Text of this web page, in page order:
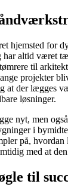
hjemsted for
har altid været
til
projekter
at der lægges
løsninger.
nyt, men
i
på,
med at
til